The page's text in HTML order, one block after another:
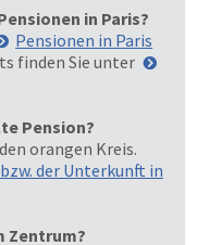
in Paris?
Pensionen in Paris
finden Sie unter
Pension?
orangen Kreis.
der Unterkunft in
Zentrum?